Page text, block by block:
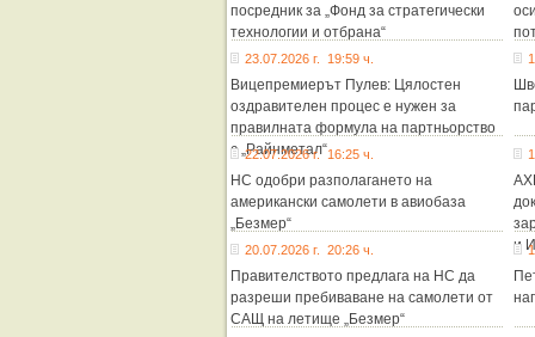
посредник за „Фонд за стратегически
технологии и отбрана“
23.07.2026 г. 19:59 ч.
Вицепремиерът Пулев: Цялостен
оздравителен процес е нужен за
правилната формула на партньорство
с „Райнметал“
22.07.2026 г. 16:25 ч.
НС одобри разполагането на
американски самолети в авиобаза
„Безмер“
20.07.2026 г. 20:26 ч.
Правителството предлага на НС да
разреши пребиваване на самолети от
САЩ на летище „Безмер“
и